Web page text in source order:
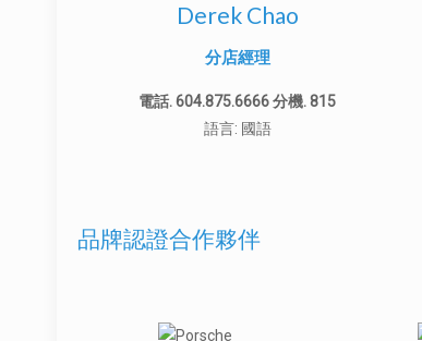
Derek Chao
分店經理
電話. 604.875.6666 分機. 815
語言: 國語
品牌認證合作夥伴